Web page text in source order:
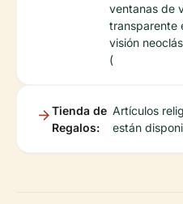
ventanas de
transparente
visión
(
Tienda de
Regalos:
Artículos
están